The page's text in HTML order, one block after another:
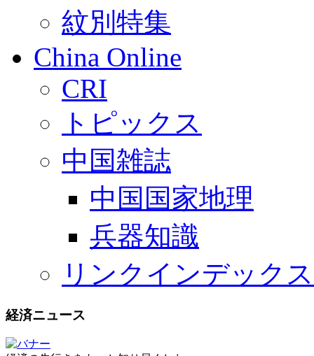
紋別特集
China Online
CRI
トピックス
中国雑誌
中国国家地理
兵器知識
リンクインデックス
経済ニュース